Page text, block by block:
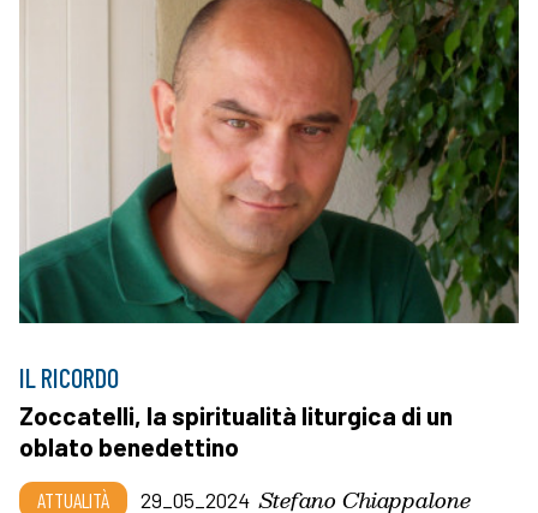
IL RICORDO
Zoccatelli, la spiritualità liturgica di un
oblato benedettino
ATTUALITÀ 29_05_2024 Stefano Chiappalone